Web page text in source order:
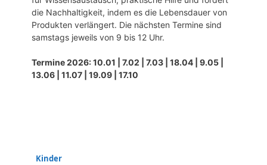
die Nachhaltigkeit, indem es die Lebensdauer von
Produkten verlängert. Die nächsten Termine sind
samstags jeweils von 9 bis 12 Uhr.
Termine 2026: 10.01 | 7.02 | 7.03 | 18.04 | 9.05 |
13.06 | 11.07 | 19.09 | 17.10
Kinder